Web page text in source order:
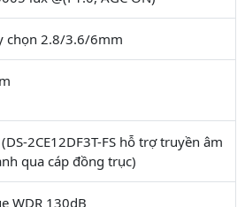
chọn 2.8/3.6/6mm
(DS-2CE12DF3T-FS hỗ trợ truyền âm
qua cáp đồng trục)
WDR 130dB